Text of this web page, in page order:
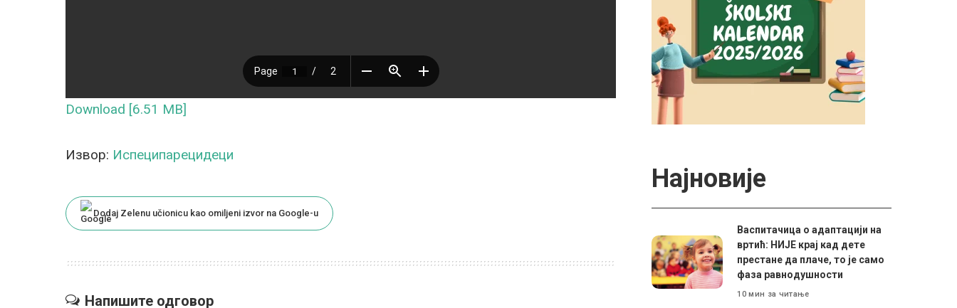
Download [6.51 MB]
Извор: Испеципарецидеци
Dodaj Zelenu učionicu kao omiljeni izvor na Google-u
Напишите одговор
Најновије
Васпитачица о адаптацији на
вртић: НИЈЕ крај кад дете
престане да плаче, то је само
фаза равнодушности
10 мин за читање